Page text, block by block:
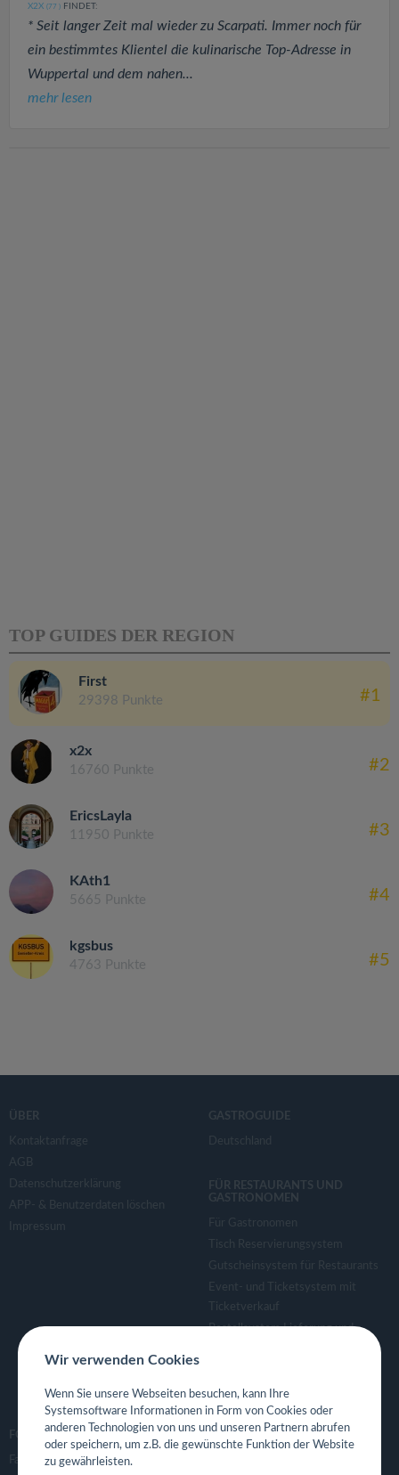
X2X (77 ) FINDET:
* Seit langer Zeit mal wieder zu Scarpati. Immer noch für
ein bestimmtes Klientel die kulinarische Top-Adresse in
Wuppertal und dem nahen...
mehr lesen
TOP GUIDES DER REGION
First
29398 Punkte #1
x2x
16760 Punkte #2
EricsLayla
11950 Punkte #3
KAth1
5665 Punkte #4
kgsbus
4763 Punkte #5
ÜBER
Kontaktanfrage
AGB
Datenschutzerklärung
APP- & Benutzerdaten löschen
Impressum
GASTROGUIDE
Deutschland
FÜR RESTAURANTS UND
GASTRONOMEN
Für Gastronomen
Tisch Reservierungsystem
Gutscheinsystem für Restaurants
Event- und Ticketsystem mit
Ticketverkauf
Bestellsystem Lieferung und
Eigene App für Restaurant
FOLGE UNS
Facebook
Wir verwenden Cookies
Wenn Sie unsere Webseiten besuchen, kann Ihre
Systemsoftware Informationen in Form von Cookies oder
anderen Technologien von uns und unseren Partnern abrufen
oder speichern, um z.B. die gewünschte Funktion der Website
zu gewährleisten.